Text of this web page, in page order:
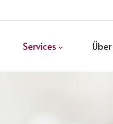
Services